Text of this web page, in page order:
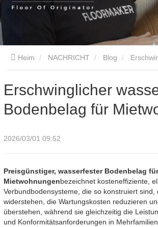
Heim NACHRICHT Blog
Erschwinglicher
Bodenbelag für
2026/03/01 09:52
Preisgünstiger, wasserfester Bodenbelag für
Mietwohnungenbezeichnet kosteneffiziente,
Verbundbodensysteme, die so konstruiert sind,
widerstehen, die Wartungskosten reduzieren
überstehen, während sie gleichzeitig die
und Konformitätsanforderungen in